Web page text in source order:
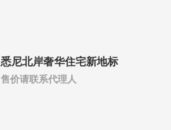
悉尼北岸奢华住宅新地标
售价请联系代理人